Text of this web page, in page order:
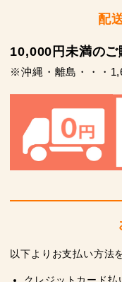
配
10,000円未満のご
※沖縄・離島・・・
以下よりお支払い方法
クレジットカード払